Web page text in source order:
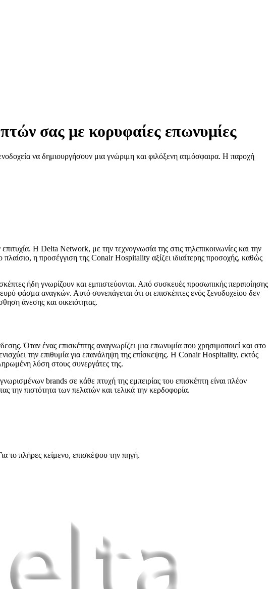
σας με κορυφαίες επωνυμίες
να δημιουργήσουν μια γνώριμη και φιλόξενη ατμόσφαιρα. Η παροχή
Η Delta Network, με την τεχνογνωσία της στις τηλεπικοινωνίες και την
η προσέγγιση της Conair Hospitality αξίζει ιδιαίτερης προσοχής, καθώς
ήδη γνωρίζουν και εμπιστεύονται. Από συσκευές προσωπικής περιποίησης
φάσμα αναγκών. Αυτό συνεπάγεται ότι οι επισκέπτες ενός ξενοδοχείου δεν
άνεσης και οικειότητας.
Όταν ένας επισκέπτης αναγνωρίζει μια επωνυμία που χρησιμοποιεί και στο
την επιθυμία για επανάληψη της επίσκεψης. Η Conair Hospitality, εκτός
λύση στους συνεργάτες της.
brands σε κάθε πτυχή της εμπειρίας του επισκέπτη είναι πλέον
την πιστότητα των πελατών και τελικά την κερδοφορία.
το πλήρες κείμενο, επισκέψου την πηγή.